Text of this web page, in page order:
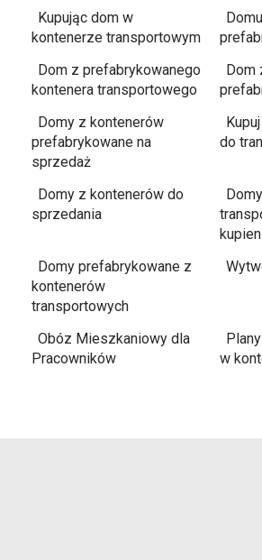
Kupując dom w
kontenerze transportowym
Dom z prefabrykowanego
kontenera transportowego
Dom
Domy z kontenerów
prefabrykowane na
sprzedaż
do
Domy z kontenerów do
sprzedania
Domy prefabrykowane z
kontenerów
transportowych
Obóz Mieszkaniowy dla
Pracowników
w